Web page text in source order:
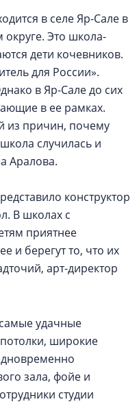
в селе Яр-Сале в
Это школа-
дети кочевников.
для России».
в Яр-Сале до сих
в ее рамках.
из причин, почему
случилась и
Аралова.
конструктор
В школах с
приятнее
и берегут то, что их
арт-директор
удачные
широкие
зала, фойе и
студии